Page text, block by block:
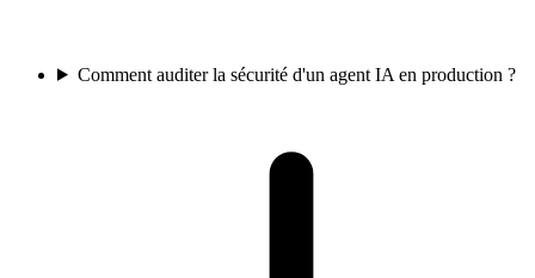
Comment auditer la sécurité d'un agent IA en production ?